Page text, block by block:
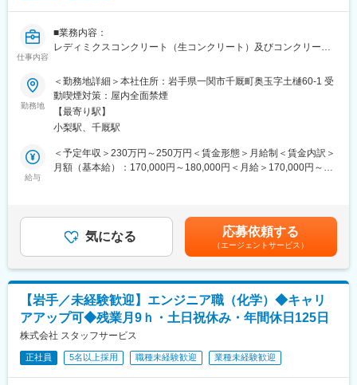
…緊急発生時の危機管理対応です。日常業務ではめったに発生し
ません
■就業環境：
トな方が多く、個人の意見を尊重する企業風土です。
■評価制度：
役割等級制度となっております。目標管理シート（定量）と役割
末に評価・振り返りを行っています。昇給・賞与に反映しており
透明度の高い評価を行っています。
との信頼関係を大きく育みながら実績を重ね、現在では産業用・
医療用・研究用のガスをはじめ、産業機器、空調関連機器を取り
扱い、日本のあらゆる産業の発展に貢献しています。
■企業の特徴：
当社のお客様は各分野のメーカー、官公庁、大学や医療関係の研
究機関など多岐に渡り、大手優良企業との取引が多いことが特徴
です。安定した環境の為長期就業が望める環境で平均勤続年数は
14年です。
仕事内容
■業務内容：
レディミクスコンクリート（生コンクリート）及びコンクリート
現工場長を補佐しつつ、製造管理人材としての知識習得、実践を
お任せしたいと考えております。
■会社概要：
○平成4年 創業、平成6年会社設立
○平成7年 第一工場完成、平成13年新プラント完成
○平成15年 JIS取得、平成19年新JIS取得
○「人々が暮らしやすい安心で豊かな街づくりを目指します」
○「安全・信頼性にこだわったモノづくりを提案します」
界ブロック、境界杭 等）
○生コンクリート
○エクステリア商品（インターロッキング、カーポート、ガードフ
ェンス 等）
■関連会社等：
○第2工場（岩手県一関市千厩町奥玉字深芦沢147-28）
勤務地
＜勤務地詳細＞本社住所：岩手県一関市千厩町奥玉字土樋60-1 受
動喫煙対策：屋内全面禁煙
【最寄り駅】
小梨駅、千厩駅
給与
＜予定年収＞230万円～250万円＜賃金形態＞月給制＜賃金内訳＞
月額（基本給）：170,000円～180,000円＜月給＞170,000円～
考を通じて上下する可能性があります。月給(月額)は固定手当を含
めた表記です。
気になる 応募依頼する
（エージェントサービス）
【岩手／未経験歓迎】エンジニア職（化学）◆キャリ
アアップ可◆残業月9ｈ・土日祝休み・年間休日125日
株式会社 スタッフサービス
正社員 5名以上採用 職種未経験歓迎 業種未経験歓迎